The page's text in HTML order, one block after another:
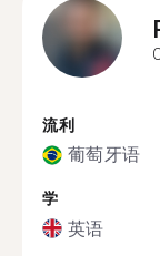
流利
葡萄牙语
学
英语